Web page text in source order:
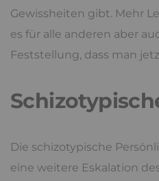
Gewissheiten gibt. Mehr
es für alle anderen aber
Feststellung, dass man
Die schizotypische
eine weitere Eskalation